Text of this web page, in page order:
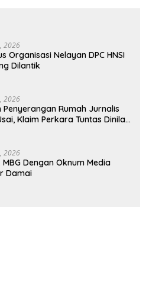
2026
Organisasi Nelayan DPC HNSI
Dilantik
2026
Penyerangan Rumah Jurnalis
Klaim Perkara Tuntas Dinilai
2026
MBG Dengan Oknum Media
Damai